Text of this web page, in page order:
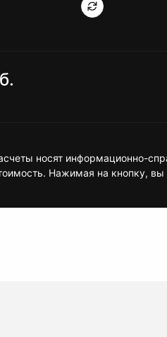
носят информационно-
Нажимая на кнопку, вы